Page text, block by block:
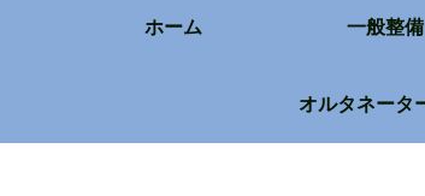
ホーム 一般整備
オルタネータ